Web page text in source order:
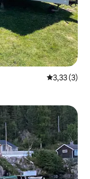
3,33 (3)